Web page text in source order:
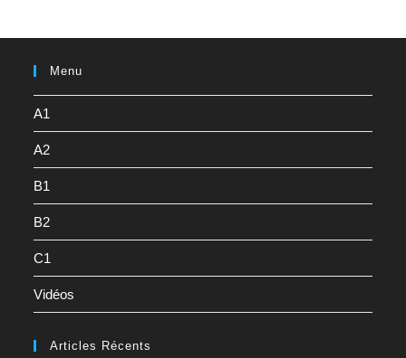
Menu
A1
A2
B1
B2
C1
Vidéos
Articles Récents